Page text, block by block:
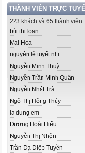
THÀNH VIÊN TRỰC
223 khách và 65 thành viên
bùi thị loan
Mai Hoa
nguyễn lê tuyết nhi
Nguyễn Minh Thuỳ
Nguyễn Trần Minh Quân
Nguyễn Nhật Trà
Ngô Thị Hồng Thúy
la dung em
Dương Hoài Hiếu
Nguyễn Thị Nhện
Trần Dạ Diệp Tuyền